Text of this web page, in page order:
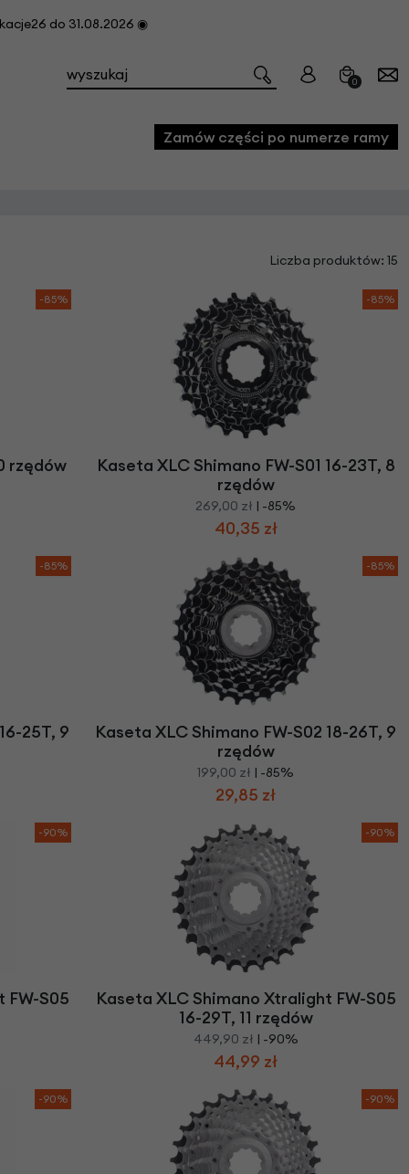
do 31.08.2026 ◉
0
i konserwacji roweru
Zamów części po numerze ramy
Liczba produktów: 15
-85%
rzędów
-85%
Kaseta XLC Shimano FW-S01 16-23T, 8
rzędów
269,00 zł | -85%
40,35 zł
-85%
25T, 9
-85%
Kaseta XLC Shimano FW-S02 18-26T, 9
rzędów
199,00 zł | -85%
29,85 zł
-90%
FW-S05
-90%
Kaseta XLC Shimano Xtralight FW-S05
16-29T, 11 rzędów
449,90 zł | -90%
44,99 zł
-90% -90%